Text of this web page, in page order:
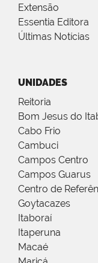
Extensão
Essentia Editora
Últimas Notícias
UNIDADES
Reitoria
Bom Jesus do
Cabo Frio
Cambuci
Campos Centro
Campos Guarus
Centro de
Goytacazes
Itaboraí
Itaperuna
Macaé